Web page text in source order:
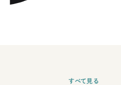
すべて見る